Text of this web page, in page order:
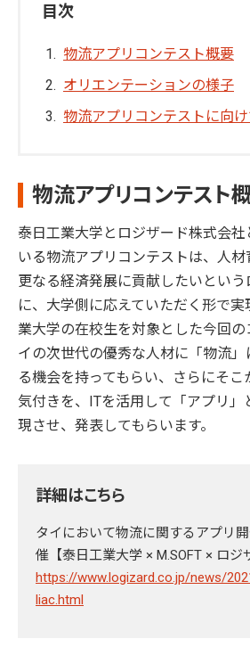
目次
物流アプリコンテスト概要
オリエンテーションの様子
物流アプリコンテストに向け
物流アプリコンテスト
泰日工業大学とロジザード株式会
いる物流アプリコンテストは、人
更なる経済発展に貢献したいとい
に、大学側に応えていただく形で
業大学の在校生を対象とした今回
イの次世代の優秀な人材に「物流
る機会を持ってもらい、さらにそ
気付きを、ITを活用して「アプリ」
現させ、発表してもらいます。
詳細はこちら
タイにおいて物流に関するアプリ
催【泰日工業大学 × M.SOFT × ロジ
https://www.logizard.co.jp/news/
liac.html